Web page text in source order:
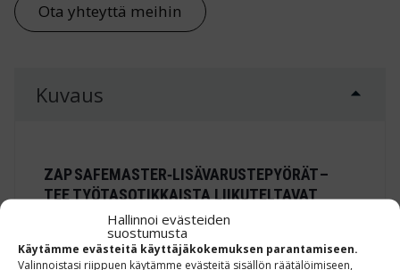
Hallinnoi evästeiden
suostumusta
Käytämme evästeitä käyttäjäkokemuksen parantamiseen.
Valinnoistasi riippuen käytämme evästeitä sisällön räätälöimiseen,
Ota yhteyttä meihin
Kuvaus
ZAP SAFEMASTER‑LISÄVARUSTEPYÖRÄT –
TEE TYÖTASOTIKKAISTA LIIKUTELTAVAT
SEKUNNEISSA
Jälkiasennettavat